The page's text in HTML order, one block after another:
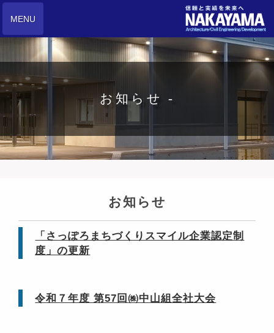
MENU
お知らせ -
お知らせ
「さっぽろまちづくりスマイル企業認定制
度」の更新
令和７年度 第57回㈱中山組全社大会